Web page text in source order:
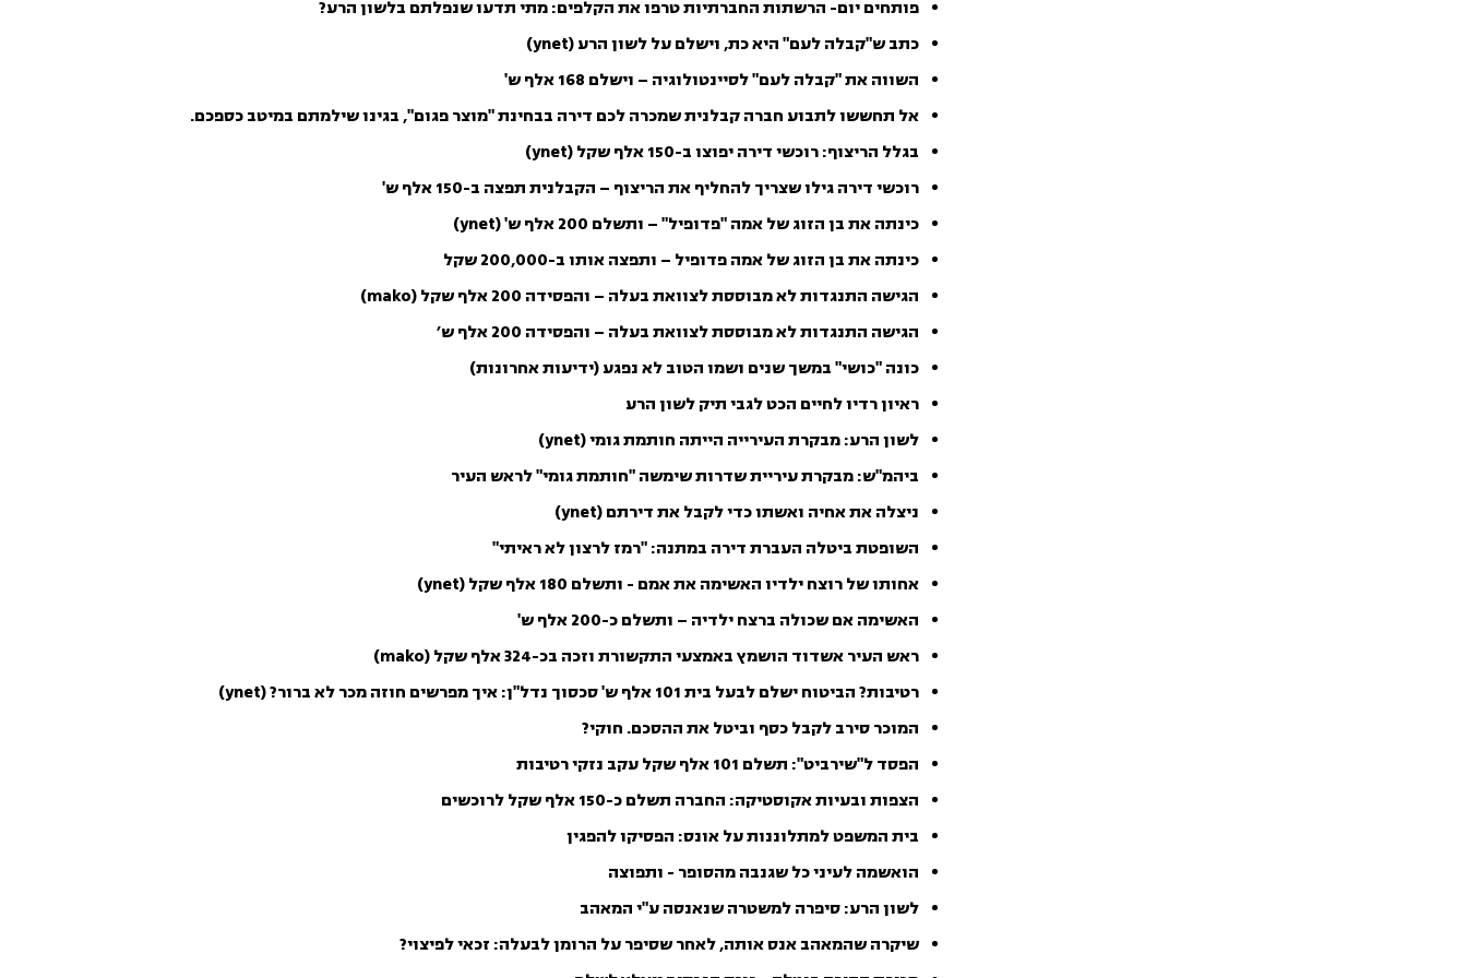
פותחים יום- הרשתות החברתיות טרפו את הקלפים: מתי תדעו שנפלתם בלשון הרע?
כתב ש"קבלה לעם" היא כת, וישלם על לשון הרע (ynet)
השווה את "קבלה לעם" לסיינטולוגיה – וישלם 168 אלף ש'
אל תחששו לתבוע חברה קבלנית שמכרה לכם דירה בבחינת "מוצר פגום", בגינו שילמתם במיטב כספכם.
בגלל הריצוף: רוכשי דירה יפוצו ב-150 אלף שקל (ynet)
רוכשי דירה גילו שצריך להחליף את הריצוף – הקבלנית תפצה ב-150 אלף ש'
כינתה את בן הזוג של אמה "פדופיל" – ותשלם 200 אלף ש' (ynet)
כינתה את בן הזוג של אמה פדופיל – ותפצה אותו ב-200,000 שקל
הגישה התנגדות לא מבוססת לצוואת בעלה – והפסידה 200 אלף שקל (mako)
הגישה התנגדות לא מבוססת לצוואת בעלה – והפסידה 200 אלף ש׳
כונה "כושי" במשך שנים ושמו הטוב לא נפגע (ידיעות אחרונות)
ראיון רדיו לחיים הכט לגבי תיק לשון הרע
לשון הרע: מבקרת העירייה הייתה חותמת גומי (ynet)
ביהמ"ש: מבקרת עיריית שדרות שימשה "חותמת גומי" לראש העיר
ניצלה את אחיה ואשתו כדי לקבל את דירתם (ynet)
השופטת ביטלה העברת דירה במתנה: "רמז לרצון לא ראיתי"
אחותו של רוצח ילדיו האשימה את אמם - ותשלם 180 אלף שקל (ynet)
האשימה אם שכולה ברצח ילדיה – ותשלם כ-200 אלף ש'
ראש העיר אשדוד הושמץ באמצעי התקשורת וזכה בכ-324 אלף שקל (mako)
רטיבות? הביטוח ישלם לבעל בית 101 אלף ש' סכסוך נדל"ן: איך מפרשים חוזה מכר לא ברור? (ynet)
המוכר סירב לקבל כסף וביטל את ההסכם. חוקי?
הפסד ל"שירביט": תשלם 101 אלף שקל עקב נזקי רטיבות
הצפות ובעיות אקוסטיקה: החברה תשלם כ-150 אלף שקל לרוכשים
בית המשפט למתלוננות על אונס: הפסיקו להפגין
הואשמה לעיני כל שגנבה מהסופר - ותפוצה
לשון הרע: סיפרה למשטרה שנאנסה ע"י המאהב
שיקרה שהמאהב אנס אותה, לאחר שסיפר על הרומן לבעלה: זכאי לפיצוי?